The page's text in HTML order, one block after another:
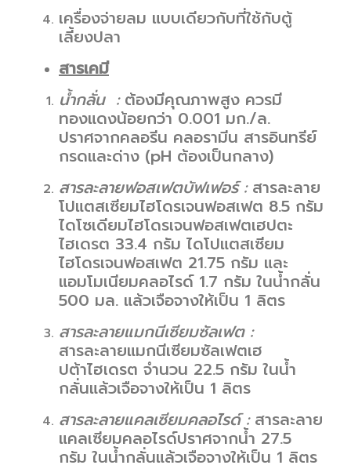
เครื่องจ่ายลม แบบเดียวกับที่ใช้กับตู้
เลี้ยงปลา
สารเคมี
น้ำกลั่น : ต้องมีคุณภาพสูง ควรมี
ทองแดงน้อยกว่า 0.001 มก./ล.
ปราศจากคลอรีน คลอรามีน สารอินทรีย์
กรดและด่าง (pH ต้องเป็นกลาง)
สารละลายฟอสเฟตบัฟเฟอร์ : สารละลาย
โปแตสเซียมไฮโดรเจนฟอสเฟต 8.5 กรัม
ไดโซเดียมไฮโดรเจนฟอสเฟตเฮปตะ
ไฮเดรต 33.4 กรัม ไดโปแตสเซียม
ไฮโดรเจนฟอสเฟต 21.75 กรัม และ
แอมโมเนียมคลอไรด์ 1.7 กรัม ในน้ำกลั่น
500 มล. แล้วเจือจางให้เป็น 1 ลิตร
สารละลายแมกนีเซียมซัลเฟต :
สารละลายแมกนีเซียมซัลเฟตเฮ
ปต้าไฮเดรต จำนวน 22.5 กรัม ในน้ำ
กลั่นแล้วเจือจางให้เป็น 1 ลิตร
สารละลายแคลเซียมคลอไรด์ : สารละลาย
แคลเซียมคลอไรด์ปราศจากน้ำ 27.5
กรัม ในน้ำกลั่นแล้วเจือจางให้เป็น 1 ลิตร